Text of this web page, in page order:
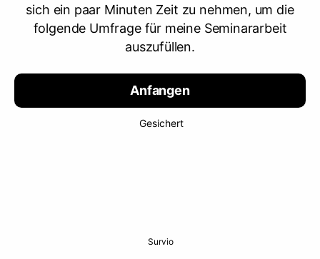
sich ein paar Minuten Zeit zu nehmen, um die
folgende Umfrage für meine Seminararbeit
auszufüllen.
Anfangen
Gesichert
Survio